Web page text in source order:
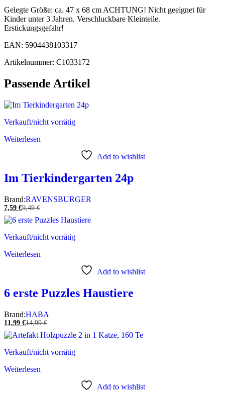
Gelegte Größe: ca. 47 x 68 cm ACHTUNG! Nicht geeignet für
Kinder unter 3 Jahren. Verschluckbare Kleinteile.
Erstickungsgefahr!
EAN: 5904438103317
Artikelnummer: C1033172
Passende Artikel
Verkauft/nicht vorrätig
Weiterlesen
Add to wishlist
Im Tierkindergarten 24p
Brand:RAVENSBURGER
7,59 €9,49€
Verkauft/nicht vorrätig
Weiterlesen
Add to wishlist
6 erste Puzzles Haustiere
Brand:HABA
11,99 €14,99€
Verkauft/nicht vorrätig
Weiterlesen
Add to wishlist